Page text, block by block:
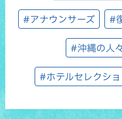
#アナウンサーズ #
#沖縄の人
#ホテルセレクシ